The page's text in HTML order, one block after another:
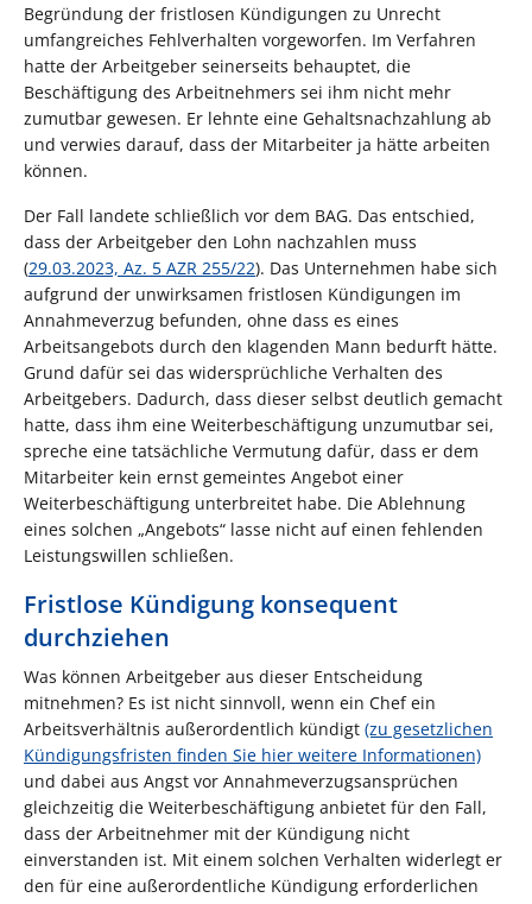
Begründung der fristlosen Kündigungen zu Unrecht
umfangreiches Fehlverhalten vorgeworfen. Im Verfahren
hatte der Arbeitgeber seinerseits behauptet, die
Beschäftigung des Arbeitnehmers sei ihm nicht mehr
zumutbar gewesen. Er lehnte eine Gehaltsnachzahlung ab
und verwies darauf, dass der Mitarbeiter ja hätte arbeiten
können.
Der Fall landete schließlich vor dem BAG. Das entschied,
dass der Arbeitgeber den Lohn nachzahlen muss
(29.03.2023, Az. 5 AZR 255/22). Das Unternehmen habe sich
aufgrund der unwirksamen fristlosen Kündigungen im
Annahmeverzug befunden, ohne dass es eines
Arbeitsangebots durch den klagenden Mann bedurft hätte.
Grund dafür sei das widersprüchliche Verhalten des
Arbeitgebers. Dadurch, dass dieser selbst deutlich gemacht
hatte, dass ihm eine Weiterbeschäftigung unzumutbar sei,
spreche eine tatsächliche Vermutung dafür, dass er dem
Mitarbeiter kein ernst gemeintes Angebot einer
Weiterbeschäftigung unterbreitet habe. Die Ablehnung
eines solchen „Angebots“ lasse nicht auf einen fehlenden
Leistungswillen schließen.
Fristlose Kündigung konsequent
durchziehen
Was können Arbeitgeber aus dieser Entscheidung
mitnehmen? Es ist nicht sinnvoll, wenn ein Chef ein
Arbeitsverhältnis außerordentlich kündigt (zu gesetzlichen
Kündigungsfristen finden Sie hier weitere Informationen)
und dabei aus Angst vor Annahmeverzugsansprüchen
gleichzeitig die Weiterbeschäftigung anbietet für den Fall,
dass der Arbeitnehmer mit der Kündigung nicht
einverstanden ist. Mit einem solchen Verhalten widerlegt er
den für eine außerordentliche Kündigung erforderlichen